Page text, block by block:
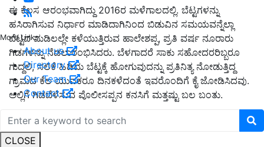
More Links
About us
Directory
Our Team
Contact
CLOSE
ಈ ಕೆಲಸ ಆರಂಭವಾಗಿದ್ದು 2016ರ ಮಳೆಗಾಲದಲ್ಲಿ. ಬೆಟ್ಟಗಳನ್ನು
ಹಸಿರಾಗಿಸುವ ನಿರ್ಧಾರ ಮಾಡಿದಾಗಿನಿಂದ ಬಿಡುವಿನ ಸಮಯವನ್ನೆಲ್ಲಾ
ಬೆಟ್ಟದ ಮಡಿಲಲ್ಲೇ ಕಳೆಯುತ್ತಿರುವ ಹಾಲೇಶಪ್ಪ, ಪ್ರತಿ ವರ್ಷ ನೂರಾರು
ಗಿಡಗಳನ್ನು ನೆಡಲಾರಂಭಿಸಿದರು. ಬೆಳಗಾದರೆ ಸಾಕು ಸಹೋದರರಿಬ್ಬರೂ
ಗುದ್ದಲಿ, ಸಲಿಕೆ ಹಿಡಿದು ಬೆಟ್ಟಕ್ಕೆ ಹೋಗುವುದನ್ನು ಪ್ರತಿನಿತ್ಯ ನೋಡುತ್ತಿದ್ದ
ಗ್ರಾಮದ ಕೆಲ ಯುವಕರೂ ದಿನಕಳೆದಂತೆ ಇವರೊಂದಿಗೆ ಕೈ ಜೋಡಿಸಿದವು.
ಅಲ್ಲಿಗೆ ಗಿಡಬೆಳೆಸುವ ಪೊಲೀಸಪ್ಪನ ಕನಸಿಗೆ ಮತ್ತಷ್ಟು ಬಲ ಬಂತು.